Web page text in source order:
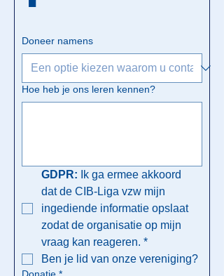
Doneer namens
Hoe heb je ons leren kennen?
GDPR:
Ik ga ermee akkoord
dat de CIB-Liga vzw mijn
ingediende informatie opslaat
zodat de organisatie op mijn
vraag kan reageren. *
Ben je lid van onze vereniging?